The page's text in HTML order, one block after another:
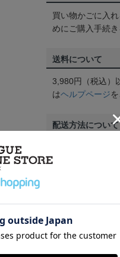
買い物かごに入
めにご購入手続き
送料について
3,980円（税込）
はヘルプページ
配送方法について
一部商品はメー
くは
商品画像は、お
ンのメーカー・
なって見える場